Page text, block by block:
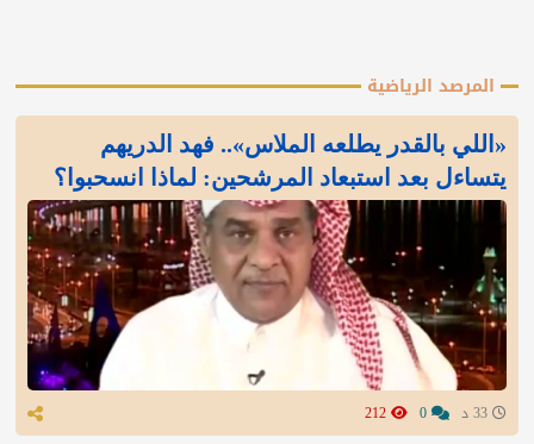
المرصد الرياضية
«اللي بالقدر يطلعه الملاس».. فهد الدريهم
يتساءل بعد استبعاد المرشحين: لماذا انسحبوا؟